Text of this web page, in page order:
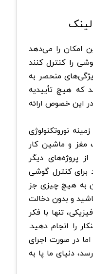
امکان را می‌دهد
را کنترل کنند
منحصر به‌
که هیچ تأییدیه
این خصوص ارائه
نوروتکنولوژی
مغز و ماشین کار
پروژه‌های دیگر
کنترل گوشی
به هیچ چیزی جز
و بدون دخالت
تنها با فکر
را انجام دهید.
در صورت اجرای
دنیای ما پا به